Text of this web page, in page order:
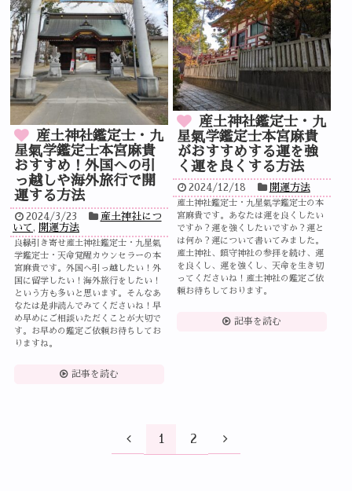
産土神社鑑定士・九
星氣学鑑定士本宮麻貴
がおすすめする運を強
く運を良くする方法
2024/12/18 開運方法
産土神社鑑定士・九星氣学鑑定士の本
宮麻貴です。あなたは運を良くしたい
ですか？運を強くしたいですか？運と
は何か？運について書いてみました。
産土神社、鎮守神社の参拝を続け、運
を良くし、運を強くし、天命を生き切
ってくださいね！産土神社の鑑定ご依
頼お待ちしております。
記事を読む
産土神社鑑定士・九
星氣学鑑定士本宮麻貴
おすすめ！外国への引
っ越しや海外旅行で開
運する方法
2024/3/23
産土神社につ
いて , 開運方法
良縁引き寄せ産土神社鑑定士・九星氣
学鑑定士・天命覚醒カウンセラーの本
宮麻貴です。外国へ引っ越したい！外
国に留学したい！海外旅行をしたい！
という方も多いと思います。そんなあ
なたは是非読んでみてくださいね！早
め早めにご相談いただくことが大切で
す。お早めの鑑定ご依頼お待ちしてお
りますね。
記事を読む
1 2